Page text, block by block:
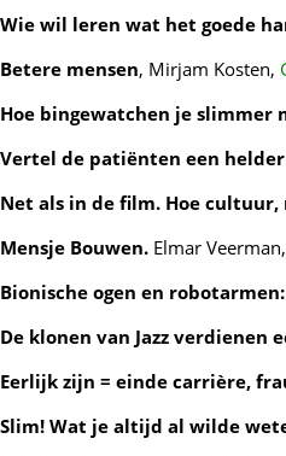
Wie wil leren wat het goede
Betere mensen, Mirjam Kosten,
Hoe bingewatchen je slimmer
Vertel de patiënten een
Net als in de film. Hoe
Mensje Bouwen. Elmar Veerman,
Bionische ogen en
De klonen van Jazz verdienen
Eerlijk zijn = einde carrière,
Slim! Wat je altijd al wilde